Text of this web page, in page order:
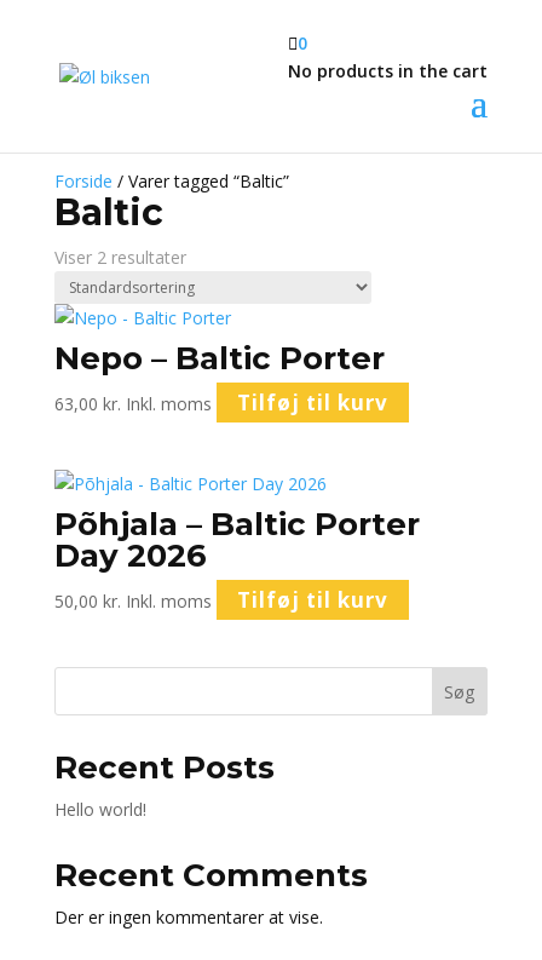
0
No products in the cart
Forside / Varer tagged “Baltic”
Baltic
Viser 2 resultater
Nepo – Baltic Porter
63,00 kr. Inkl. moms Tilføj til kurv
Põhjala – Baltic Porter
Day 2026
50,00 kr. Inkl. moms Tilføj til kurv
Søg
Recent Posts
Hello world!
Recent Comments
Der er ingen kommentarer at vise.